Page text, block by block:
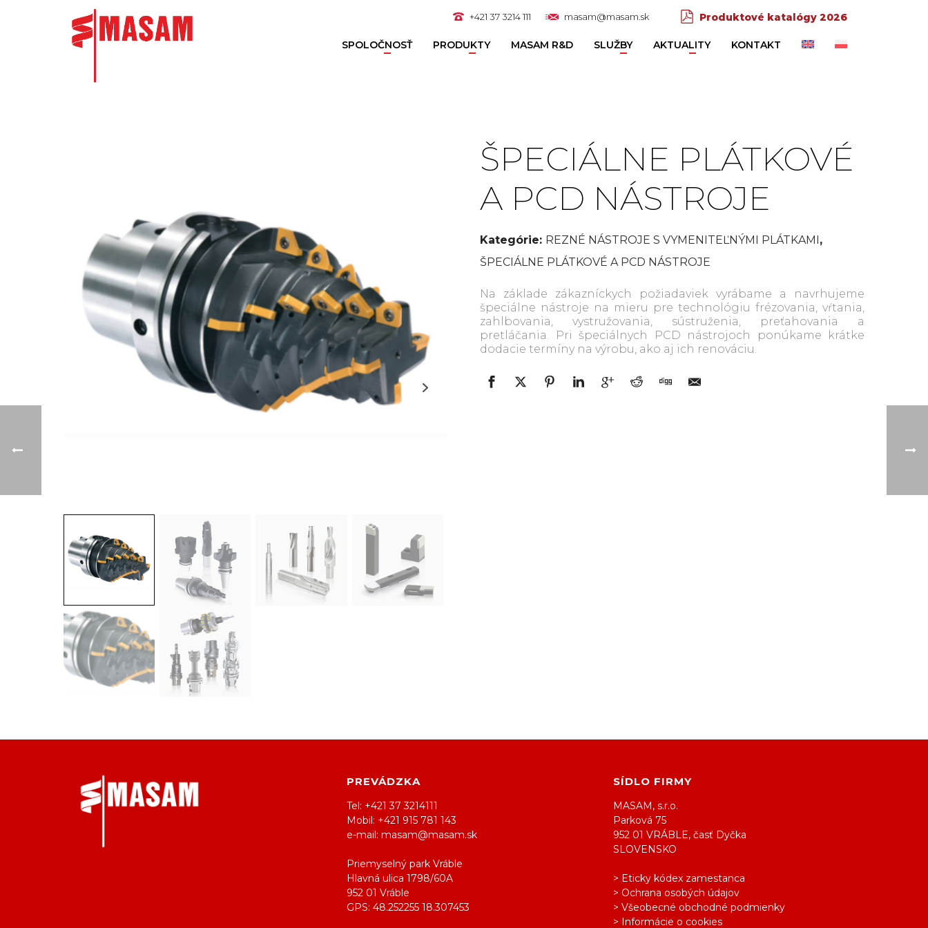
+421 37 3214 111 masam@masam.sk Produktové katalógy 2026
SPOLOČNOSŤ PRODUKTY MASAM R&D SLUŽBY AKTUALITY KONTAKT
ŠPECIÁLNE PLÁTKOVÉ
A PCD NÁSTROJE
Kategórie: REZNÉ NÁSTROJE S VYMENITEĽNÝMI PLÁTKAMI,
ŠPECIÁLNE PLÁTKOVÉ A PCD NÁSTROJE
Na základe zákazníckych požiadaviek vyrábame a navrhujeme
špeciálne nástroje na mieru pre technológiu frézovania, vŕtania,
zahlbovania, vystružovania, sústruženia, preťahovania a
pretláčania. Pri špeciálnych PCD nástrojoch ponúkame krátke
dodacie termíny na výrobu, ako aj ich renováciu.
PREVÁDZKA
Tel: +421 37 3214111
Mobil: +421 915 781 143
e-mail: masam@masam.sk
Priemyselný park Vráble
Hlavná ulica 1798/60A
952 01 Vráble
GPS: 48.252255 18.307453
SÍDLO FIRMY
MASAM, s.r.o.
Parková 75
952 01 VRÁBLE, časť Dyčka
SLOVENSKO
> Eticky kódex zamestanca
> Ochrana osobých údajov
> Všeobecné obchodné podmienky
> Informácie o cookies